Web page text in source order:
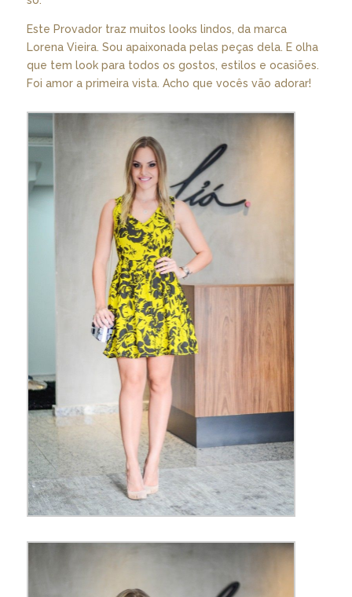
Este Provador traz muitos looks lindos, da marca
Lorena Vieira. Sou apaixonada pelas peças dela. E olha
que tem look para todos os gostos, estilos e ocasiões.
Foi amor a primeira vista. Acho que vocês vão adorar!